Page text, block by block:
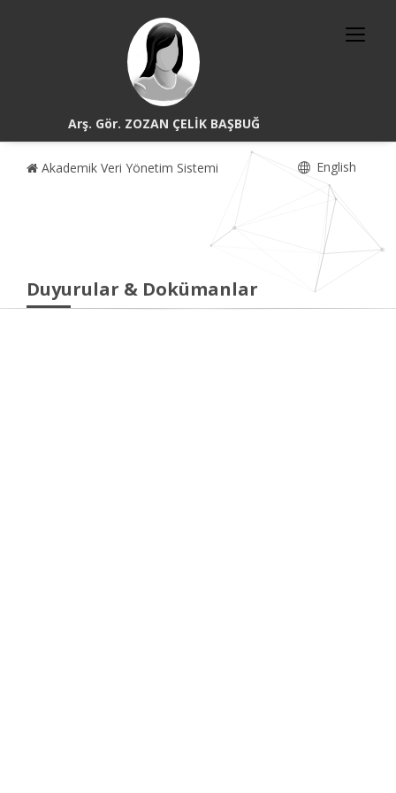
Arş. Gör. ZOZAN ÇELİK BAŞBUĞ
Akademik Veri Yönetim Sistemi English
Duyurular & Dokümanlar